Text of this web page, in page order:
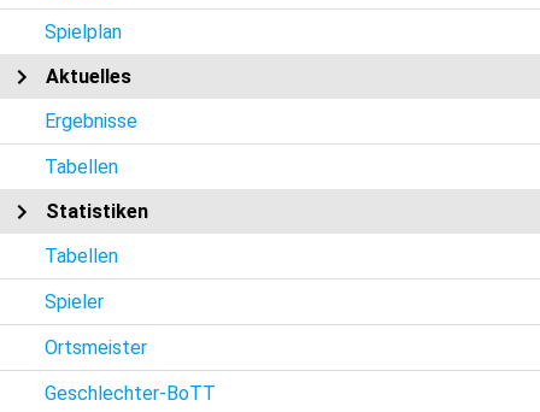
Spielplan
Aktuelles
Ergebnisse
Tabellen
Statistiken
Tabellen
Spieler
Ortsmeister
Geschlechter-BoTT